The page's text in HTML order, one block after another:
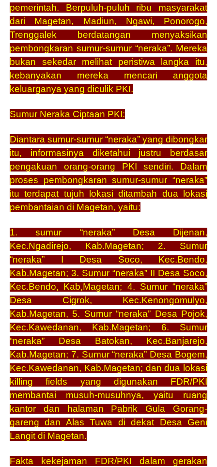
pemerintah. Berpuluh-puluh ribu masyarakat
dari Magetan, Madiun, Ngawi, Ponorogo,
Trenggalek berdatangan menyaksikan
pembongkaran sumur-sumur “neraka”. Mereka
bukan sekedar melihat peristiwa langka itu,
kebanyakan mereka mencari anggota
keluarganya yang diculik PKI.
Sumur Neraka Ciptaan PKI:
Diantara sumur-sumur “neraka” yang dibongkar
itu, informasinya diketahui justru berdasar
pengakuan orang-orang PKI sendiri. Dalam
proses pembongkaran sumur-sumur “neraka”
itu terdapat tujuh lokasi ditambah dua lokasi
pembantaian di Magetan, yaitu:
1. sumur “neraka” Desa Dijenan,
Kec.Ngadirejo, Kab.Magetan; 2. Sumur
“neraka” I Desa Soco, Kec.Bendo,
Kab.Magetan; 3. Sumur “neraka” II Desa Soco,
Kec.Bendo, Kab,Magetan; 4. Sumur “neraka”
Desa Cigrok, Kec.Kenongomulyo,
Kab.Magetan, 5. Sumur “neraka” Desa Pojok,
Kec.Kawedanan, Kab.Magetan; 6. Sumur
“neraka” Desa Batokan, Kec.Banjarejo,
Kab.Magetan; 7. Sumur “neraka” Desa Bogem,
Kec.Kawedanan, Kab.Magetan; dan dua lokasi
killing fields yang digunakan FDR/PKI
membantai musuh-musuhnya, yaitu ruang
kantor dan halaman Pabrik Gula Gorang-
gareng dan Alas Tuwa di dekat Desa Geni
Langit di Magetan.
Fakta kekejaman FDR/PKI dalam gerakan